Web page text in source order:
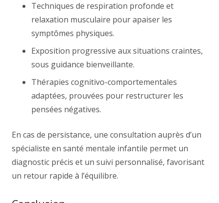
Techniques de respiration profonde et
relaxation musculaire pour apaiser les
symptômes physiques.
Exposition progressive aux situations craintes,
sous guidance bienveillante.
Thérapies cognitivo-comportementales
adaptées, prouvées pour restructurer les
pensées négatives.
En cas de persistance, une consultation auprès d’un
spécialiste en santé mentale infantile permet un
diagnostic précis et un suivi personnalisé, favorisant
un retour rapide à l’équilibre.